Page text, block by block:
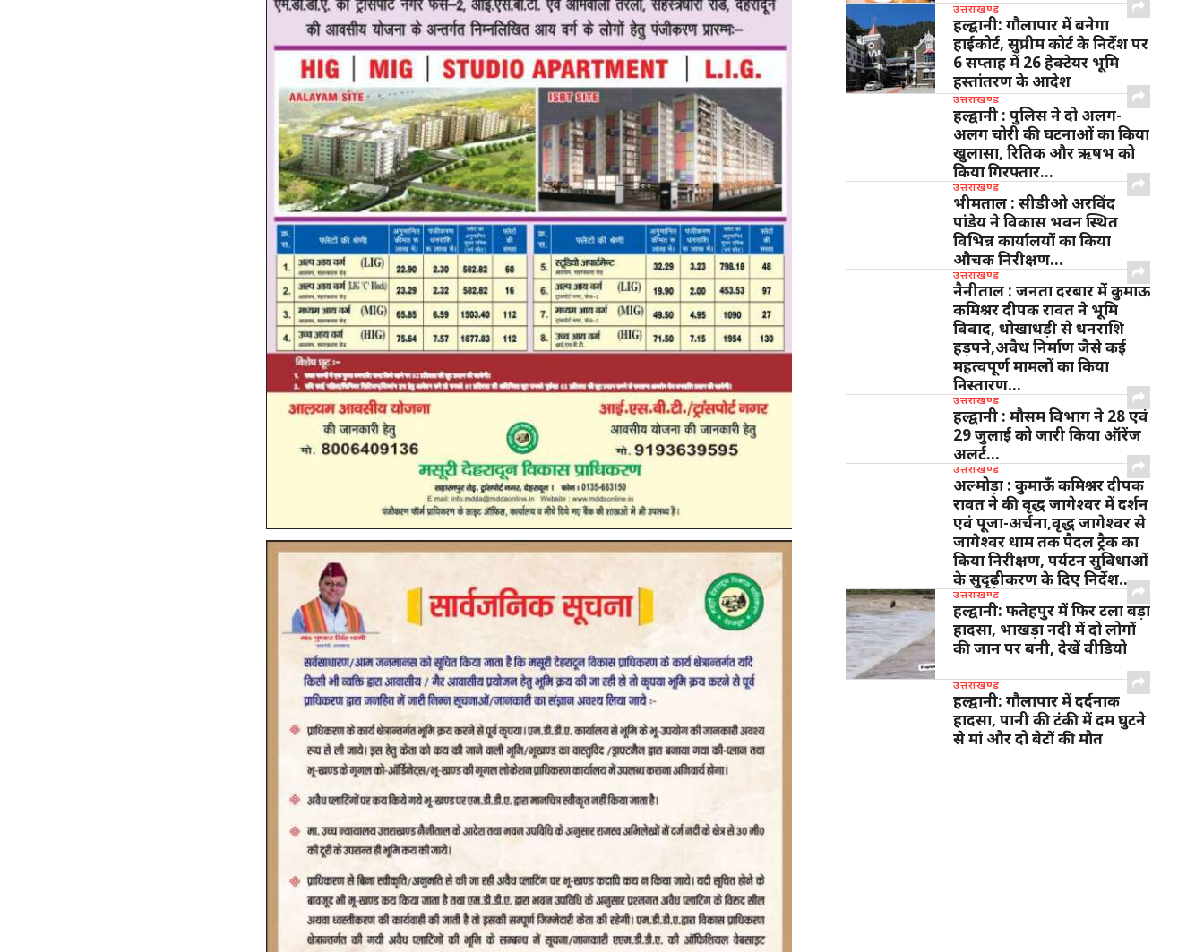
उत्तराखण्ड
हल्द्वानी: गौलापार में बनेगा
हाईकोर्ट, सुप्रीम कोर्ट के निर्देश पर
6 सप्ताह में 26 हेक्टेयर भूमि
हस्तांतरण के आदेश
उत्तराखण्ड
हल्द्वानी : पुलिस ने दो अलग-
अलग चोरी की घटनाओं का किया
खुलासा, रितिक और ऋषभ को
किया गिरफ्तार…
उत्तराखण्ड
भीमताल : सीडीओ अरविंद
पांडेय ने विकास भवन स्थित
विभिन्न कार्यालयों का किया
औचक निरीक्षण…
उत्तराखण्ड
नैनीताल : जनता दरबार में कुमाऊ
कमिश्नर दीपक रावत ने भूमि
विवाद, धोखाधड़ी से धनराशि
हड़पने,अवैध निर्माण जैसे कई
महत्वपूर्ण मामलों का किया
निस्तारण…
उत्तराखण्ड
हल्द्वानी : मौसम विभाग ने 28 एवं
29 जुलाई को जारी किया ऑरेंज
अलर्ट…
उत्तराखण्ड
अल्मोड़ा : कुमाऊँ कमिश्नर दीपक
रावत ने की वृद्ध जागेश्वर में दर्शन
एवं पूजा-अर्चना,वृद्ध जागेश्वर से
जागेश्वर धाम तक पैदल ट्रैक का
किया निरीक्षण, पर्यटन सुविधाओं
के सुदृढ़ीकरण के दिए निर्देश…
उत्तराखण्ड
हल्द्वानी: फतेहपुर में फिर टला बड़ा
हादसा, भाखड़ा नदी में दो लोगों
की जान पर बनी, देखें वीडियो
उत्तराखण्ड
हल्द्वानी: गौलापार में दर्दनाक
हादसा, पानी की टंकी में दम घुटने
से मां और दो बेटों की मौत